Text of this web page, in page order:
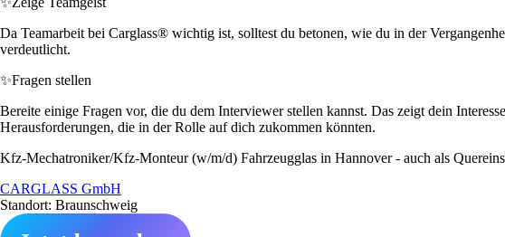
Da Teamarbeit bei Carglass® wichtig ist, solltest du betonen, wie du in der
verdeutlicht.
✨Fragen stellen
Bereite einige Fragen vor, die du dem Interviewer stellen kannst. Das zeigt dein
Herausforderungen, die in der Rolle auf dich zukommen könnten.
Kfz-Mechatroniker/Kfz-Monteur (w/m/d) Fahrzeugglas in Hannover - auch als
CARGLASS GmbH
Standort: Braunschweig